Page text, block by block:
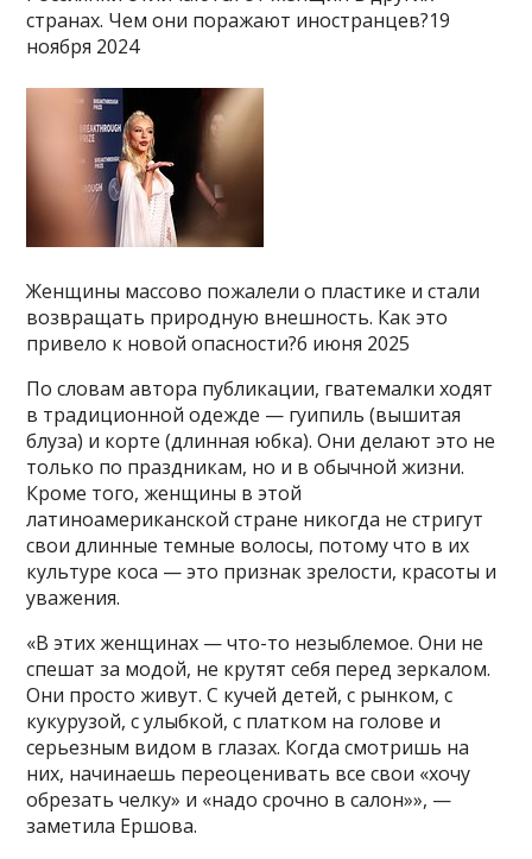
странах. Чем они поражают иностранцев?19
ноября 2024
Женщины массово пожалели о пластике и стали
возвращать природную внешность. Как это
привело к новой опасности?6 июня 2025
По словам автора публикации, гватемалки ходят
в традиционной одежде — гуипиль (вышитая
блуза) и корте (длинная юбка). Они делают это не
только по праздникам, но и в обычной жизни.
Кроме того, женщины в этой
латиноамериканской стране никогда не стригут
свои длинные темные волосы, потому что в их
культуре коса — это признак зрелости, красоты и
уважения.
«В этих женщинах — что-то незыблемое. Они не
спешат за модой, не крутят себя перед зеркалом.
Они просто живут. С кучей детей, с рынком, с
кукурузой, с улыбкой, с платком на голове и
серьезным видом в глазах. Когда смотришь на
них, начинаешь переоценивать все свои «хочу
обрезать челку» и «надо срочно в салон»», —
заметила Ершова.